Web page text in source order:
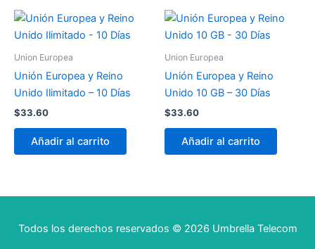
Union Europea
Unión Europea y Reino
Unido Ilimitado – 10 Días
$33.60
Añadir al carrito
Union Europea
Unión Europea y Reino
Unido 10 GB – 30 Días
$33.60
Añadir al carrito
Todos los derechos reservados © 2026 Umbrella Telecom